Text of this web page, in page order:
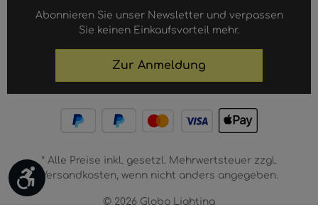
Abonnieren Sie unser Newsletter und verpassen
Sie keinen Einkaufsvorteil mehr.
Zur Anmeldung
© 2026 Globo Lighting
* Alle Preise inkl. gesetzl. Mehrwertsteuer zzgl.
Versandkosten, wenn nicht anders angegeben.
Werkzeugleiste anzeigen